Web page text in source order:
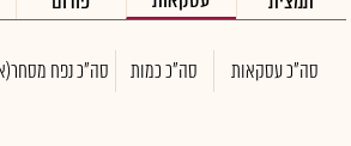
סה"כ עסקאות סה"כ כמות סה"כ נפח מסחר